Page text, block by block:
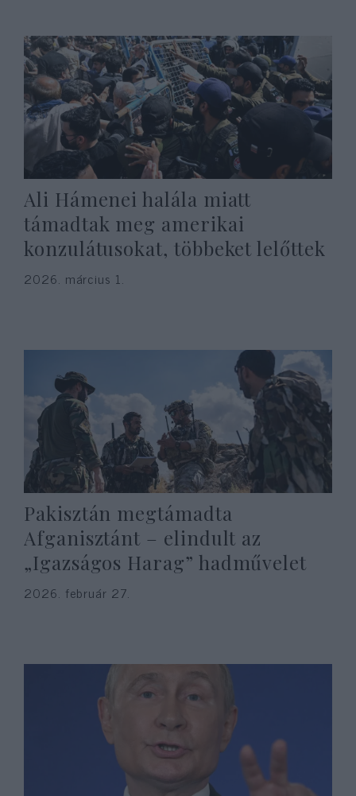
Ali Hámenei halála miatt
támadtak meg amerikai
konzulátusokat, többeket lelőttek
2026. március 1.
Pakisztán megtámadta
Afganisztánt – elindult az
„Igazságos Harag” hadművelet
2026. február 27.